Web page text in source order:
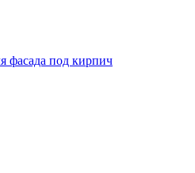
фасада под кирпич